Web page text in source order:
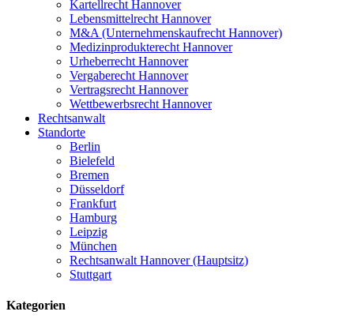
Kartellrecht Hannover
Lebensmittelrecht Hannover
M&A (Unternehmenskaufrecht Hannover)
Medizinprodukterecht Hannover
Urheberrecht Hannover
Vergaberecht Hannover
Vertragsrecht Hannover
Wettbewerbsrecht Hannover
Rechtsanwalt
Standorte
Berlin
Bielefeld
Bremen
Düsseldorf
Frankfurt
Hamburg
Leipzig
München
Rechtsanwalt Hannover (Hauptsitz)
Stuttgart
Kategorien